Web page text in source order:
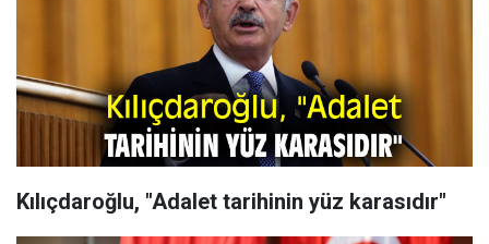
Kılıçdaroğlu, "Adalet tarihinin yüz karasıdır"